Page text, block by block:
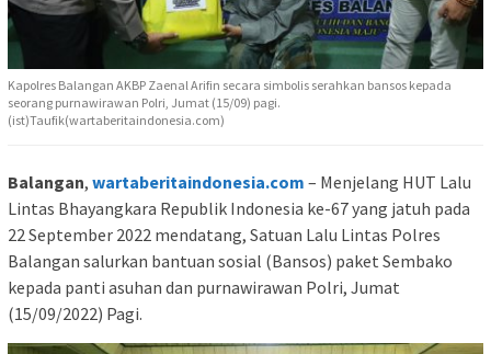
Kapolres Balangan AKBP Zaenal Arifin secara simbolis serahkan bansos kepada
seorang purnawirawan Polri, Jumat (15/09) pagi.
(ist)Taufik(wartaberitaindonesia.com)
Balangan, wartaberitaindonesia.com – Menjelang HUT Lalu
Lintas Bhayangkara Republik Indonesia ke-67 yang jatuh pada
22 September 2022 mendatang, Satuan Lalu Lintas Polres
Balangan salurkan bantuan sosial (Bansos) paket Sembako
kepada panti asuhan dan purnawirawan Polri, Jumat
(15/09/2022) Pagi.